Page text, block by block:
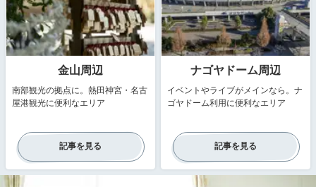
金山周辺
南部観光の拠点に。熱田神宮・名古
屋港観光に便利なエリア
記事を見る
ナゴヤドーム周辺
イベントやライブがメインなら。ナ
ゴヤドーム利用に便利なエリア
記事を見る